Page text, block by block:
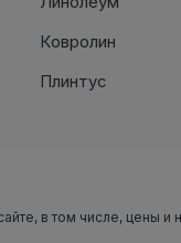
Ковролин
Плинтус
в том числе, цены и